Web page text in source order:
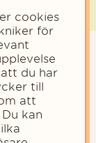
cookies
för
du har
till
att
kan